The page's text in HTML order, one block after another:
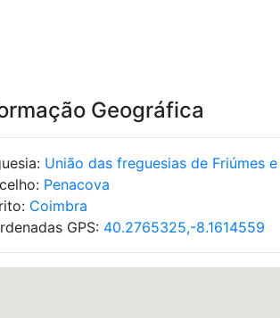
Geográfica
União das freguesias de Friúmes
Penacova
Coimbra
GPS: 40.2765325,-8.1614559